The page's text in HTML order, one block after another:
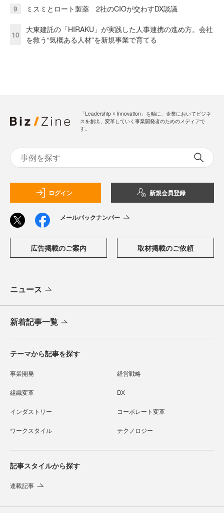
9 ミスミとロート製薬 2社のCIOが交わすDX談議
10
大東建託の「HIRAKU」が実践した人事連携の進め方。会社
を救う“気概ある人材”を新規事業で育てる
「Leadership ☓ Innovation」を軸に、企業においてビジネ
スを創出、変革していく事業開発者のためのメディアで
す。
ログイン 新規会員登録
メールバックナンバー
広告掲載のご案内 取材掲載のご依頼
ニュース
新着記事一覧
テーマから記事を探す
事業開発 経営戦略
組織変革 DX
インダストリー コーポレート変革
ワークスタイル テクノロジー
記事スタイルから探す
連載記事